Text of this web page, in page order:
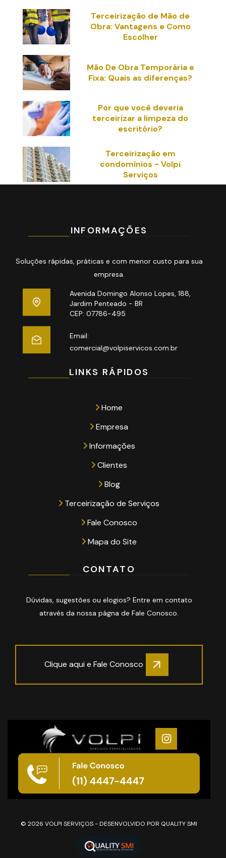
Terceirização de Mão de
Obra: Vantagens e Como
Escolher
Mão De Obra Temporária e
Fixa: Quais as diferenças?
Por que você deveria
terceirizar a limpeza do
escritório?
Terceirização em
condomínios - Volpi
Serviços
INFORMAÇÕES
Soluções rápidas, práticas e com menor custo para sua
empresa.
Avenida Domingo Alonso Lopes, 188,
Jardim Penteado - BR
CEP: 07786-495
Email:
comercial@volpiservicos.com.br
LINKS RÁPIDOS
Home
Empresa
Informações
Clientes
Blog
Terceirização de Serviços
Fale Conosco
Mapa do Site
CONTATO
Dúvidas, sugestões ou elogios? Entre em contato
através da nossa págna de Fale Conosco.
Clique aqui e Fale Conosco
© 2026 VOLPI SERVIÇOS - DESENVOLVIDO POR QUALITY SMI